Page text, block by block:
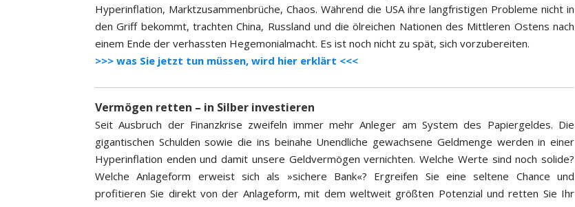
Hyperinflation, Marktzusammenbrüche, Chaos. Während die USA ihre langfristigen Probleme nicht in
den Griff bekommt, trachten China, Russland und die ölreichen Nationen des Mittleren Ostens nach
einem Ende der verhassten Hegemonialmacht. Es ist noch nicht zu spät, sich vorzubereiten.
>>> was Sie jetzt tun müssen, wird hier erklärt <<<
Vermögen retten – in Silber investieren
Seit Ausbruch der Finanzkrise zweifeln immer mehr Anleger am System des Papiergeldes. Die
gigantischen Schulden sowie die ins beinahe Unendliche gewachsene Geldmenge werden in einer
Hyperinflation enden und damit unsere Geldvermögen vernichten. Welche Werte sind noch solide?
Welche Anlageform erweist sich als »sichere Bank«? Ergreifen Sie eine seltene Chance und
profitieren Sie direkt von der Anlageform, mit dem weltweit größten Potenzial und retten Sie Ihr